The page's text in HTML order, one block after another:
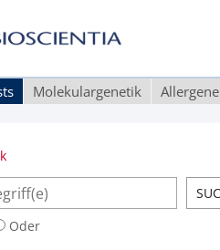
Molekulargenetik Allergene
Oder